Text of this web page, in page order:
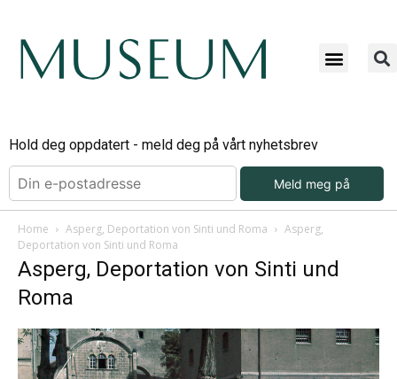
Hold deg oppdatert - meld deg på vårt nyhetsbrev
Meld meg på
Home Asperg, Deportation von Sinti und Roma
Asperg,
Deportation von Sinti und Roma
Asperg, Deportation von Sinti und
Roma